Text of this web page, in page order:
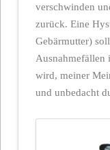
verschwinden
zurück. Eine
Gebärmutter)
Ausnahmefällen
wird, meiner
und unbedacht